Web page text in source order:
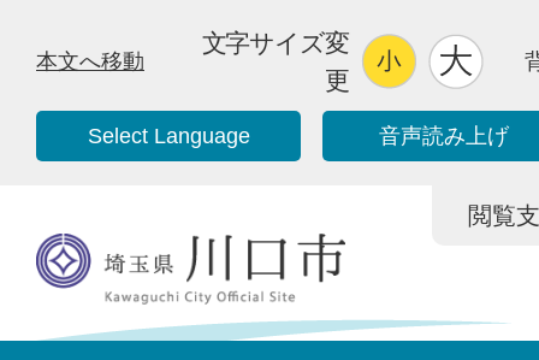
本文へ移動
文字サイズ変
更
Select Language 音声読み上げ
閲覧